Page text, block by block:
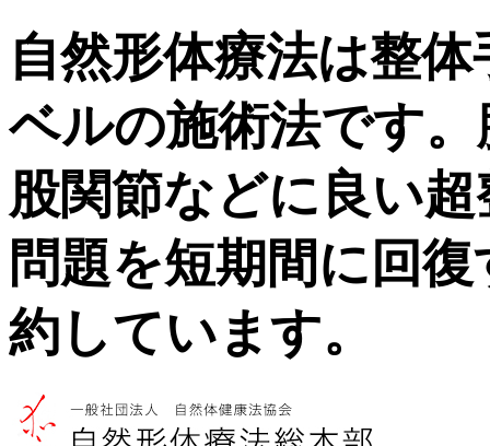
自然形体療法は整
ベルの施術法です
股関節などに良い
問題を短期間に回
約しています。